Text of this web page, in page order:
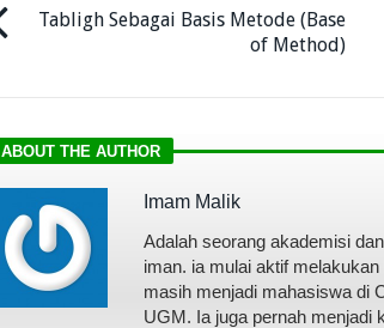
Tabligh Sebagai Basis Metode (Base
of Method)
ABOUT THE AUTHOR
Imam Malik
Adalah seorang akademisi
iman. ia mulai aktif
masih menjadi mahasiswa di
UGM. Ia juga pernah menjadi